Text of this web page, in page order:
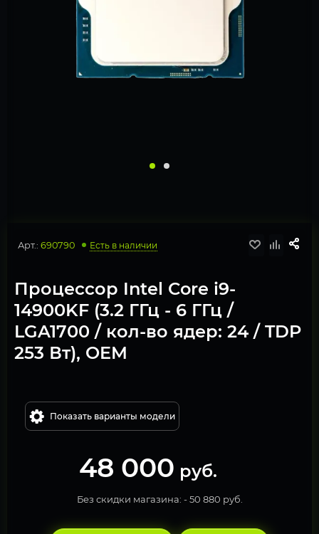
Арт.: 690790 Есть в наличии
Процессор Intel Core i9-
14900KF (3.2 ГГц - 6 ГГц /
LGA1700 / кол-во ядер: 24 / TDP
253 Вт), OEM
Показать варианты модели
48 000 руб.
Без скидки магазина: -50 880 руб.